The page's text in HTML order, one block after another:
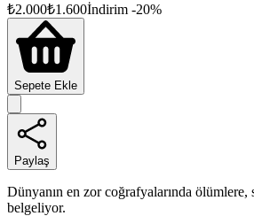
₺2.000₺1.600İndirim -20%
Sepete Ekle
Paylaş
Dünyanın en zor coğrafyalarında
belgeliyor.